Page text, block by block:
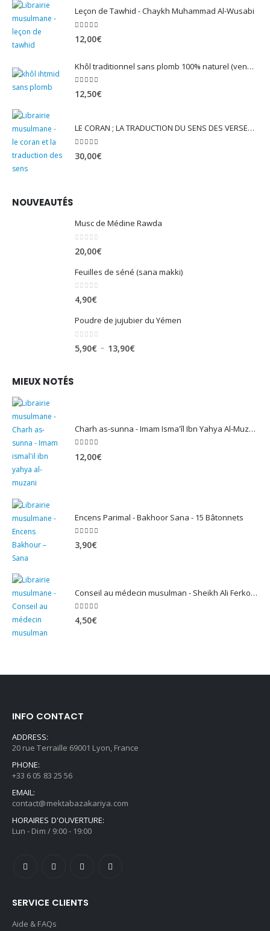
Leçon de Tawhid - Chaykh Muhammad Al-Wusabi
12,00€
Khôl traditionnel sans plomb 100% naturel (vendu avec son mirwed)
4.82sur 5
12,50€
LE CORAN ; LA TRADUCTION DU SENS DES VERSET - EDITION TAWBAH
30,00€
NOUVEAUTÉS
Musc de Médine Rawda
20,00€
Feuilles de séné (sana makki)
0 sur 5
4,90€
Poudre de jujubier du Yémen
5,90€ – 13,90€
MIEUX NOTÉS
Charh as-sunna - Imam Isma'îl Ibn Yahya Al-Muzanî
12,00€
Encens Parimal - Bakhoor Sana - 15 Bâtonnets
5.00sur 5
3,90€
Conseil au médecin musulman - Sheikh Ali Ferkous
5.00sur 5
4,50€
INFO CONTACT
ADDRESS:
20 rue Terraille 69001 Lyon, France
PHONE:
+33 6 05 83 25 56
EMAIL:
contact@mektabazakariya.com
HORAIRES D'OUVERTURE:
Lun - Dim / 9:00 - 19:00
SERVICE CLIENTS
Aide & FAQs